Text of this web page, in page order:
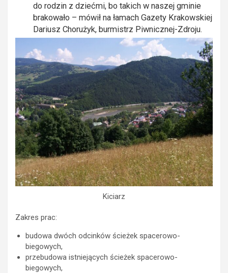
do rodzin z dziećmi, bo takich w naszej gminie
brakowało – mówił na łamach Gazety Krakowskiej
Dariusz Chorużyk, burmistrz Piwnicznej-Zdroju.
Kiciarz
Zakres prac:
budowa dwóch odcinków ścieżek spacerowo-
biegowych,
przebudowa istniejących ścieżek spacerowo-
biegowych,